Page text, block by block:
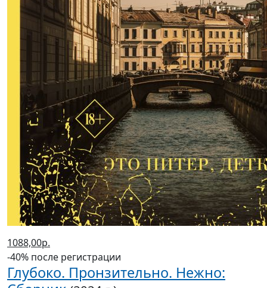
1088,00р.
-40% после регистрации
Глубоко. Пронзительно. Нежно:
Сборник (2024 г.)